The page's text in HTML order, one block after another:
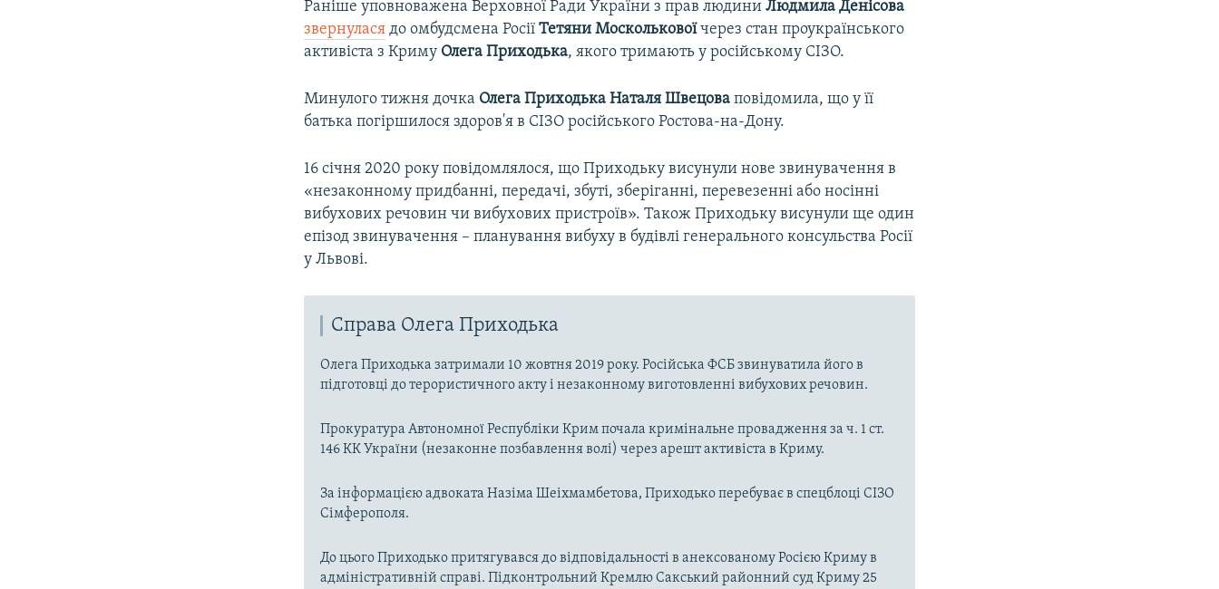
Раніше уповноважена Верховної Ради України з прав людиниЛюдмила Денісова
звернулася до омбудсмена РосіїТетяни Москольковоїчерез стан проукраїнського
активіста з Криму Олега Приходька, якого тримають у російському СІЗО.
Минулого тижня дочка Олега Приходька Наталя Швецова повідомила, що у її
батька погіршилося здоров'я в СІЗО російського Ростова-на-Дону.
16 січня 2020 року повідомлялося, що Приходьку висунули нове звинувачення в
«незаконному придбанні, передачі, збуті, зберіганні, перевезенні або носінні
вибухових речовин чи вибухових пристроїв». Також Приходьку висунули ще один
епізод звинувачення – планування вибуху в будівлі генерального консульства Росії
у Львові.
Справа Олега Приходька
Олега Приходька затримали 10 жовтня 2019 року. Російська ФСБ звинуватила його в
підготовці до терористичного акту і незаконному виготовленні вибухових речовин.
Прокуратура Автономної Республіки Крим почала кримінальне провадження за ч. 1 ст.
146 КК України (незаконне позбавлення волі) через арешт активіста в Криму.
За інформацією адвоката Назіма Шеіхмамбетова, Приходько перебуває в спецблоці СІЗО
Сімферополя.
До цього Приходько притягувався до відповідальності в анексованому Росією Криму в
адміністративній справі. Підконтрольний Кремлю Сакський районний суд Криму 25